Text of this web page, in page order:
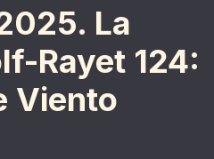
La
Rayet 124:
Viento